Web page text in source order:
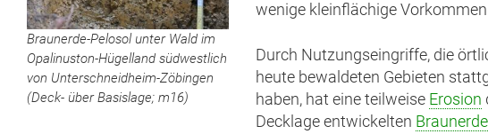
Braunerde-Pelosol unter Wald im
Opalinuston-Hügelland südwestlich
von Unterschneidheim-Zöbingen
(Deck- über Basislage; m16)
ist
wenige kleinflächige
Durch Nutzungseingriffe, die
heute bewaldeten Gebieten
haben, hat eine teilweise Erosion
Decklage entwickelten Braunerde